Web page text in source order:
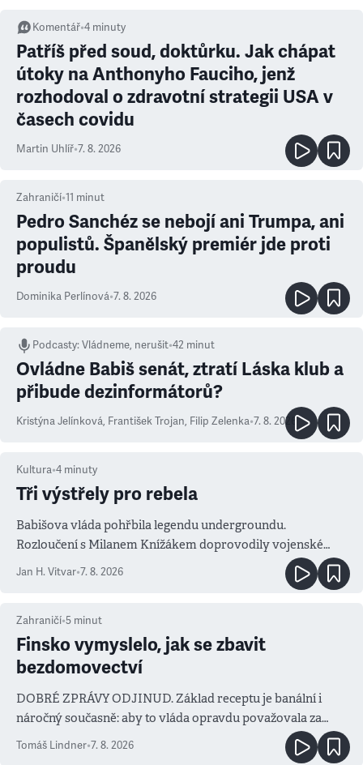
Komentář•4 minuty
Patříš před soud, doktůrku. Jak chápat
útoky na Anthonyho Fauciho, jenž
rozhodoval o zdravotní strategii USA v
časech covidu
Martin Uhlíř•7. 8. 2026
Zahraničí•11 minut
Pedro Sanchéz se nebojí ani Trumpa, ani
populistů. Španělský premiér jde proti
proudu
Dominika Perlínová•7. 8. 2026
Podcasty:Vládneme, nerušit•42 minut
Ovládne Babiš senát, ztratí Láska klub a
přibude dezinformátorů?
Kristýna Jelínková, František Trojan, Filip Zelenka•7. 8. 2026
Kultura•4 minuty
Tři výstřely pro rebela
Babišova vláda pohřbila legendu undergroundu.
Rozloučení s Milanem Knížákem doprovodily vojenské
salvy i kritika pokrokářů
Jan H. Vitvar•7. 8. 2026
Zahraničí•5 minut
Finsko vymyslelo, jak se zbavit
bezdomovectví
DOBRÉ ZPRÁVY ODJINUD. Základ receptu je banální i
náročný současně: aby to vláda opravdu považovala za
prioritu
Tomáš Lindner•7. 8. 2026